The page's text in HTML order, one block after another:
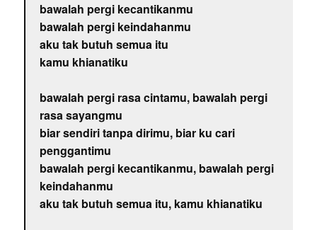
bawalah pergi kecantikanmu
bawalah pergi keindahanmu
aku tak butuh semua itu
kamu khianatiku
bawalah pergi rasa cintamu, bawalah pergi
rasa sayangmu
biar sendiri tanpa dirimu, biar ku cari
penggantimu
bawalah pergi kecantikanmu, bawalah pergi
keindahanmu
aku tak butuh semua itu, kamu khianatiku